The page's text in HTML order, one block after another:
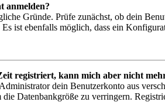
anmelden?
Gründe. Prüfe zunächst, ob dein
ist ebenfalls möglich, dass ein
registriert, kann mich aber nicht
dein Benutzerkonto aus
die Datenbankgröße zu verringern.